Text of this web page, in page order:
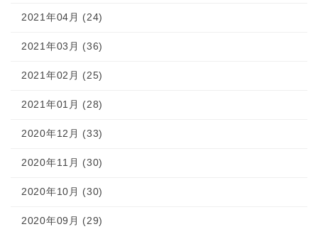
2021年04月 (24)
2021年03月 (36)
2021年02月 (25)
2021年01月 (28)
2020年12月 (33)
2020年11月 (30)
2020年10月 (30)
2020年09月 (29)